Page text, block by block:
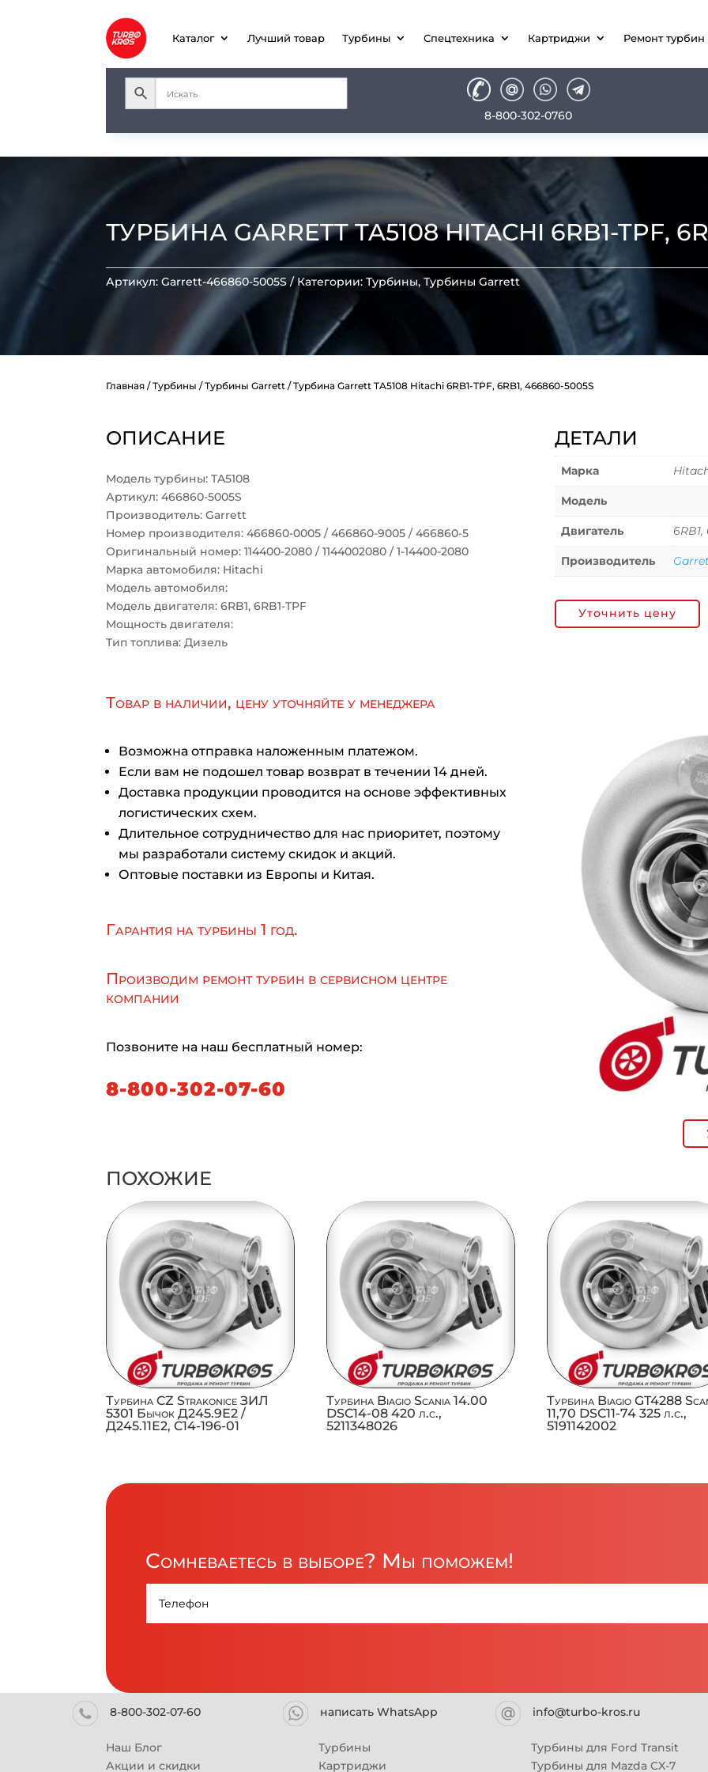
Каталог Лучший товар Турбины Спецтехника Картриджи Ремонт турбин
8-800-302-0760
ТУРБИНА GARRETT TA5108 HITACHI 6RB1-TPF,
Артикул:Garrett-466860-5005S Категории:Турбины,Турбины Garrett
Главная /Турбины /Турбины Garrett / Турбина Garrett TA5108 Hitachi 6RB1-TPF, 6RB1, 466860-5005S
ОПИСАНИЕ
Модель турбины: TA5108
Артикул: 466860-5005S
Производитель: Garrett
Номер производителя: 466860-0005 / 466860-9005 / 466860-5
Оригинальный номер: 114400-2080 / 1144002080 / 1-14400-2080
Марка автомобиля: Hitachi
Модель автомобиля:
Модель двигателя: 6RB1, 6RB1-TPF
Мощность двигателя:
Тип топлива: Дизель
ДЕТАЛИ
Марка
Модель
Двигатель 6RB1,
Производитель
Уточнить цену
Товар в наличии, цену уточняйте у менеджера
Возможна отправка наложенным платежом.
Если вам не подошел товар возврат в течении 14 дней.
Доставка продукции проводится на основе эффективных
логистических схем.
Длительное сотрудничество для нас приоритет, поэтому
мы разработали систему скидок и акций.
Оптовые поставки из Европы и Китая.
Гарантия на турбины 1 год.
Производим ремонт турбин в сервисном центре
компании
Позвоните на наш бесплатный номер:
8-800-302-07-60
ПОХОЖИЕ
Турбина CZ Strakonice ЗИЛ
5301 Бычок Д245.9Е2 /
Д245.11Е2, C14-196-01
Турбина Biagio Scania 14.00
DSC14-08 420 л.с.,
5211348026
Турбина Biagio GT4288
11,70 DSC11-74 325 л.с.,
5191142002
Сомневаетесь в выборе? Мы поможем!
8-800-302-07-60 написать WhatsApp info@turbo-kros.ru
Наш Блог
Акции и скидки
Турбины
Картриджи
Турбины для Ford Transit
Турбины для Mazda CX-7